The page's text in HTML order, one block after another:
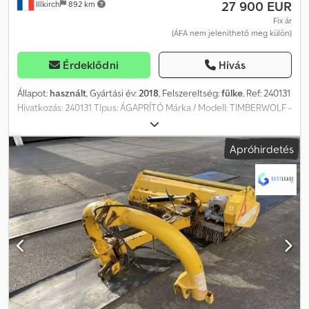
Illkirch 892 km 27 900 EUR
Fix ár
(ÁFA nem jeleníthető meg külön)
Érdeklődni Hívás
Állapot: használt, Gyártási év:2018, Felszereltség:fülke, Ref: 240131
Hivatkozás: 240131 Típus: ÁGAPRÍTÓ Márka / Modell: TIMBERWOLF -
TW280 TDHB Évjárat: 2018 Üzemóra: 925 Súly: 1240 kg
Teljesítmény: 45 LE Felszereltség: - Állítható magasságú vonórúd -
Fékezett közúti alváz - 210 mm x 280 mm-es adagolónyílás -
Folyamatos 210 mm-es aprítás - 2 forgatható, 158 mm-es késpár -
280°-ban forgatható kidobócső - 19,5 m közepes forgácskidobás
Dodeyz Dmwepfx Anteck - Teljesítmény: 7 tonna/óra Az ár nettó
eladási ár. Kiszállítás felár ellenében megoldható. További
információk és képek honlapunkon! Időpont egyeztetés
szükséges a legjobb kiszolgálás érdekében! Cégünk, amely
használt és új gépek adásvételére szakosodott, több mint 100 000
m²-es telephellyel rendelkezik Strasbourg déli részén. Több mint
350 gépünk van folyamatosan frissülő készlettel: építőipari- és
anyagmozgató gépek, mezőgazdasági gépek, tehergépkocsik,
Apróhirdetés